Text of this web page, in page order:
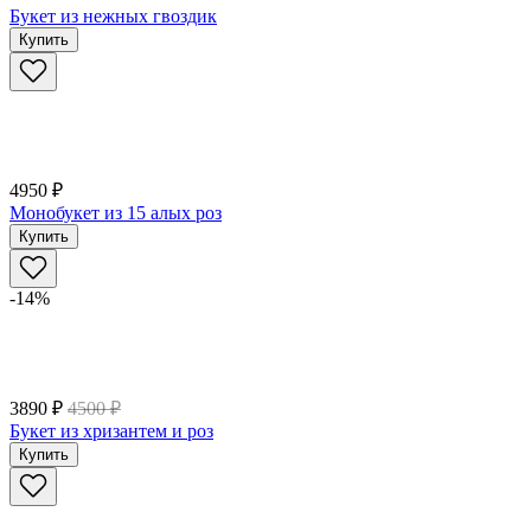
Букет из нежных гвоздик
Купить
4950 ₽
Монобукет из 15 алых роз
Купить
-14%
3890 ₽ 4500 ₽
Букет из хризантем и роз
Купить